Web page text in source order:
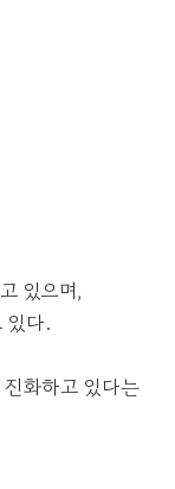
있으며,
있다.
화하고 있다는